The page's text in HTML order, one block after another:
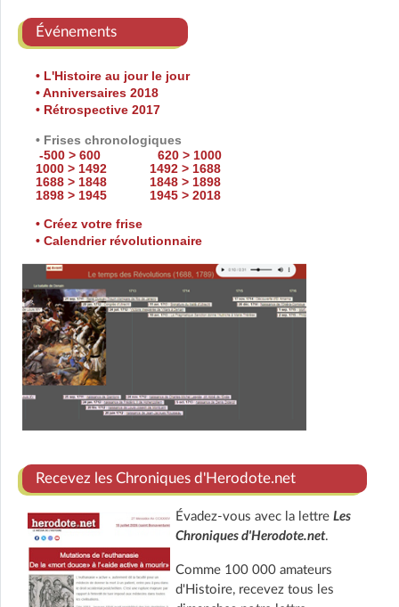
Événements
• L'Histoire au jour le jour
• Anniversaires 2018
• Rétrospective 2017
• Frises chronologiques
-500 > 600
620 > 1000
1000 > 1492
1492 > 1688
1688 > 1848
1848 > 1898
1898 > 1945
1945 > 2018
• Créez votre frise
• Calendrier révolutionnaire
Recevez les Chroniques d'Herodote.net
Évadez-vous avec la lettre Les
Chroniques d'Herodote.net.
Comme 100 000 amateurs
d'Histoire, recevez tous les